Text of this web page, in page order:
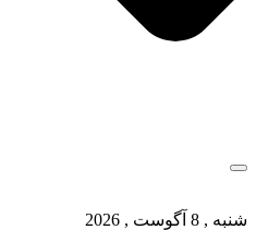
شنبه , 8 آگوست , 2026